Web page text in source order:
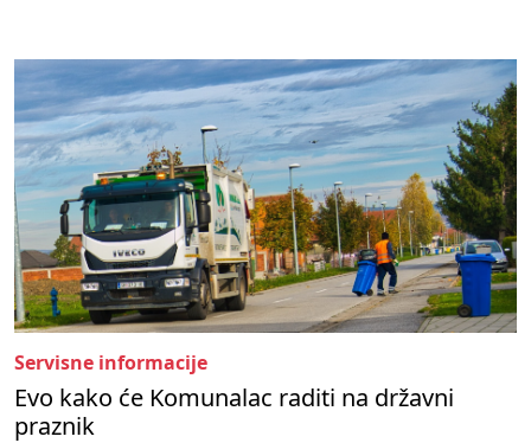
Servisne informacije
Evo kako će Komunalac raditi na državni
praznik